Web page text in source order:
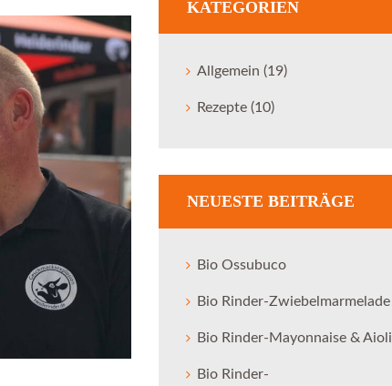
Next item
Heiderinder_Weide_Heref
KATEGORIEN
Allgemein (19)
Rezepte(10)
NEUESTE BEITRÄGE
Bio Ossubuco
Bio Rinder-Zwiebelmarmelade
Bio Rinder-Mayonnaise & Aioli
Bio Rinder-